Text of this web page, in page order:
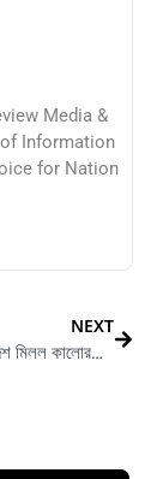
Media &
Information
for Nation
NEXT
ওড়িশার জঙ্গলে হদিশ মিলল কালোরঙা চিতাবাঘের